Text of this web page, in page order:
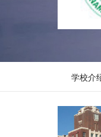
学校介